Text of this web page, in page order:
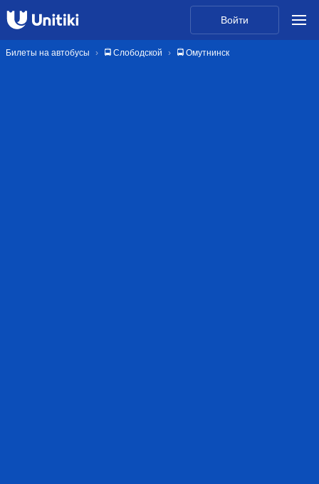
Войти
Билеты на автобусы 🚍 Слободской 🚍 Омутнинск